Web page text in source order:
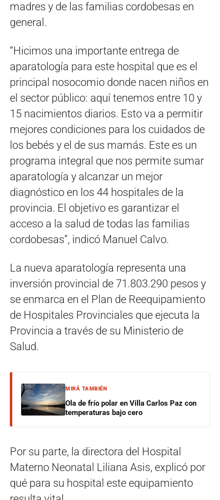
madres y de las familias cordobesas en
general.
“Hicimos una importante entrega de
aparatología para este hospital que es el
principal nosocomio donde nacen niños en
el sector público: aquí tenemos entre 10 y
15 nacimientos diarios. Esto va a permitir
mejores condiciones para los cuidados de
los bebés y el de sus mamás. Este es un
programa integral que nos permite sumar
aparatología y alcanzar un mejor
diagnóstico en los 44 hospitales de la
provincia. El objetivo es garantizar el
acceso a la salud de todas las familias
cordobesas”, indicó Manuel Calvo.
La nueva aparatología representa una
inversión provincial de 71.803.290 pesos y
se enmarca en el Plan de Reequipamiento
de Hospitales Provinciales que ejecuta la
Provincia a través de su Ministerio de
Salud.
MIRÁ TAMBIÉN
Ola de frío polar en Villa Carlos Paz con
temperaturas bajo cero
Por su parte, la directora del Hospital
Materno Neonatal Liliana Asis, explicó por
qué para su hospital este equipamiento